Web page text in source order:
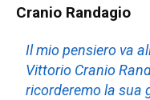
Cranio Randagio
Il mio pensiero va
Vittorio Cranio
ricorderemo la sua